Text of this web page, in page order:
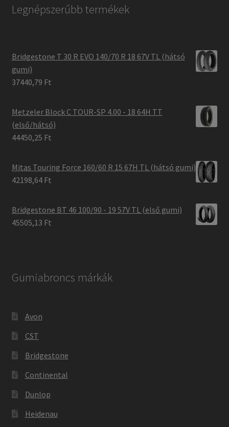
Legnépszerűbb termékek
Bridgestone T 30 R EVO 140/70 R 18 67V TL (hátsó
gumi)
37440,79 Ft
Metzeler Block C TOUR-SP 4.00 - 18 64H TT
(első/hátsó)
44450,25 Ft
Mitas Touring Force 160/60 R 15 67H TL (hátsó gumi)
42198,64 Ft
Bridgestone BT 46 100/90 - 19 57V TL (első gumi)
45505,13 Ft
Gumiabroncs márkák
Avon
CST
Bridgestone
Continental
Dunlop
Heidenau